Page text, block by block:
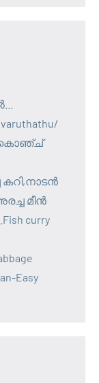
കൊഞ്ച്
മീൻ
curry
Easy